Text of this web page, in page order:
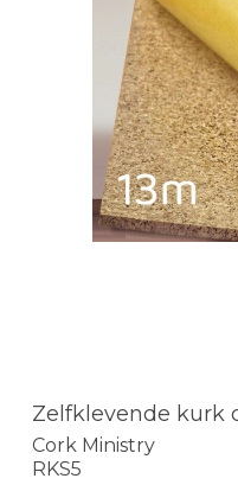
Zelfklevende kurk
Cork Ministry
RKS5